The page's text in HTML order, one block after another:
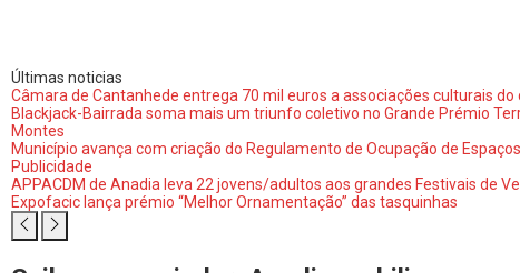
Últimas noticias
Câmara de Cantanhede entrega 70 mil euros a associações culturais do
Blackjack-Bairrada soma mais um triunfo coletivo no Grande Prémio
Montes
Município avança com criação do Regulamento de Ocupação de
Publicidade
APPACDM de Anadia leva 22 jovens/adultos aos grandes Festivais de
Expofacic lança prémio “Melhor Ornamentação” das tasquinhas